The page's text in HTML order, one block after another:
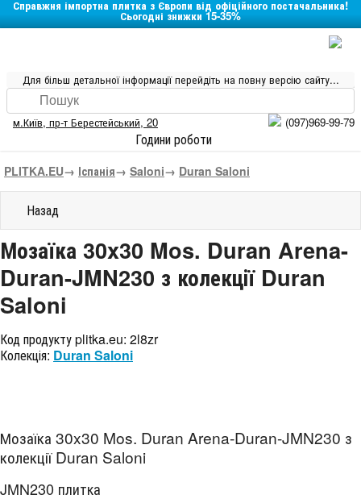
Справжня імпортна плитка з Європи від офіційного постачальника!
Сьогодні знижки 15-35%
Для більш детальної інформації перейдіть на повну версію сайту...
м.Київ, пр-т Берестейський, 20 (097)969-99-79
Години роботи
PLITKA.EU→ Іспанія→ Saloni→ Duran Saloni
Назад
Мозаїка 30x30 Mos. Duran Arena-
Duran-JMN230 з колекції Duran
Saloni
Код продукту plitka.eu: 2l8zr
Колекція: Duran Saloni
Мозаїка 30x30 Mos. Duran Arena-Duran-JMN230 з
колекції Duran Saloni
JMN230 плитка